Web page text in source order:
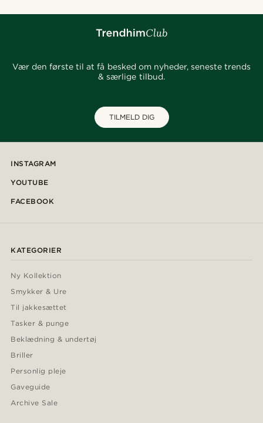
Vær den første til at få besked om nyheder, seneste trends
& særlige tilbud.
TILMELD DIG
INSTAGRAM
YOUTUBE
FACEBOOK
KATEGORIER
Ny Kollektion
Smykker & Ure
Til jakkesættet
Tasker & punge
Beklædning & undertøj
Briller
Personlig pleje
Gaveguide
Archive Sale